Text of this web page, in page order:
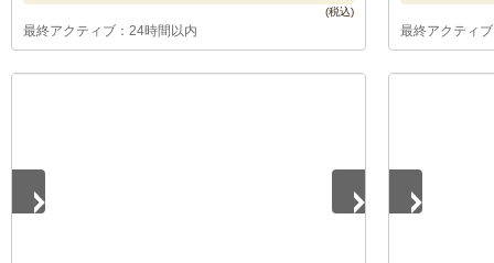
最終アクティブ：24時間以内 最終アクティ